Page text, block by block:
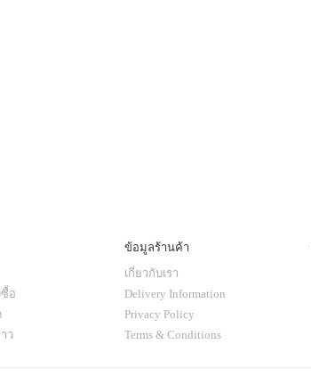
อ
ว
ข้อมูลร้านค้า
เกี่ยวกับเรา
Delivery Information
Privacy Policy
Terms & Conditions